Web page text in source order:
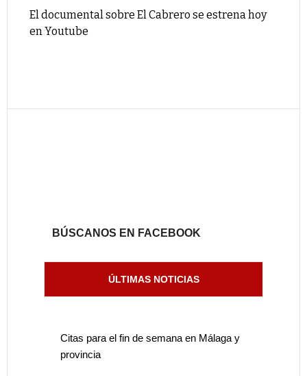
El documental sobre El Cabrero se estrena hoy
en Youtube
BÚSCANOS EN FACEBOOK
ÚLTIMAS NOTICIAS
Citas para el fin de semana en Málaga y
provincia